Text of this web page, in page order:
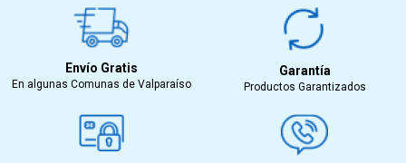
Envío Gratis
En algunas Comunas de Valparaíso
Garantía
Productos Garantizados